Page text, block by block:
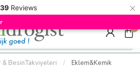
Reviews ×
ab Mindestbestellwert | Minimum
Hızlı
0
& BesinTakviyeleri /
Eklem&Kemik